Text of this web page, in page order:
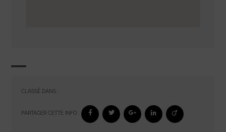
CLASSÉ DANS :
PARTAGER CETTE INFO :